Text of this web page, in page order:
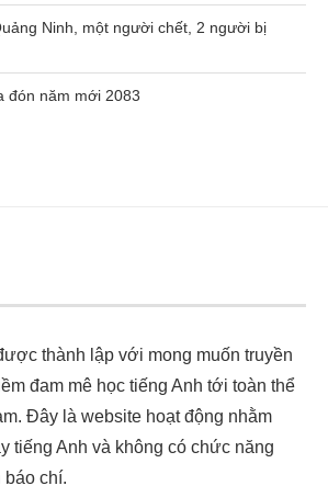
Ninh, một người chết, 2 người bị
đón năm mới 2083
thành lập với mong muốn truyền
đam mê học tiếng Anh tới toàn thể
Đây là website hoạt động nhằm
tiếng Anh và không có chức năng
báo chí.